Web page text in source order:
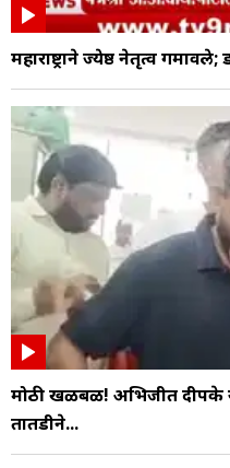
महाराष्ट्राने ज्येष्ठ नेतृत्व
मोठी खळबळ! अभिजीत दीपके
तातडीने...